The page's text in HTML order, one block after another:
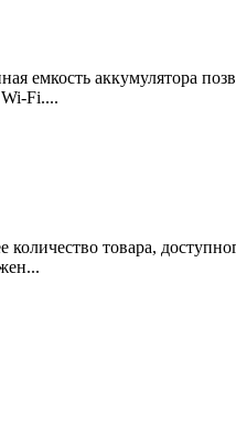
аккумулятора
Fi....
товара,